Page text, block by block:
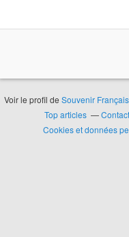
Voir le profil de Souvenir
Top articles
Contact
Cookies et données